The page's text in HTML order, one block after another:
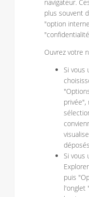
navigateur.
plus souvent
"option
Ouvrez votre
Si vous
Si vous
puis
l'onglet